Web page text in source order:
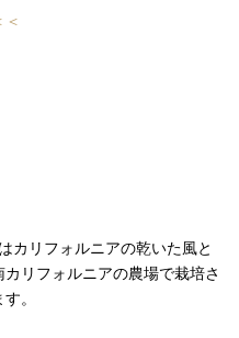
リフォルニアの乾いた風と
リフォルニアの農場で栽培さ
。